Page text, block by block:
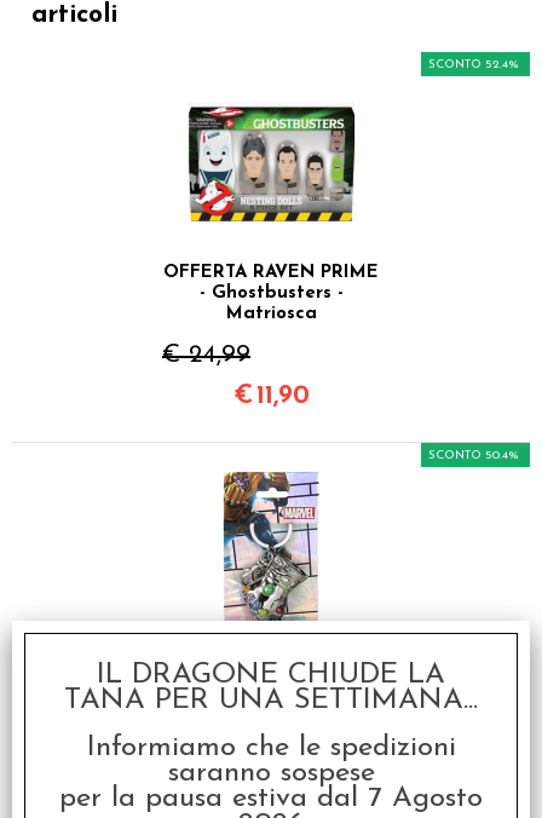
articoli
OFFERTA RAVEN PRIME
- Ghostbusters -
Matriosca
€ 24,99
SCONTO 52.4%
€ 11,90
OFFERTA RAVEN PRIME
- Portachiavi - Marvel -
Guanto di Thanos (Con
€ 19,95
SCONTO 50.4%
€9,90
IL DRAGONE CHIUDE LA
TANA PER UNA SETTIMANA...
Informiamo che le spedizioni
saranno sospese
per la pausa estiva dal 7 Agosto